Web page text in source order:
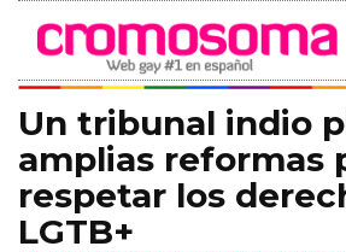
Un tribunal indio
amplias reformas
respetar los
LGTB+